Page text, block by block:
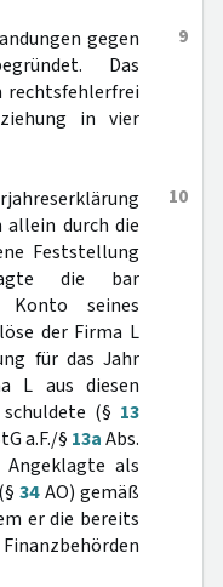
9
gegen
Das
rechtsfehlerfrei
in vier
10
allein durch die
Feststellung
die bar
seines
der Firma L
für das Jahr
L aus diesen
(§ 13
a.F./§ 13aAbs.
Angeklagte als
34AO) gemäß
er die bereits